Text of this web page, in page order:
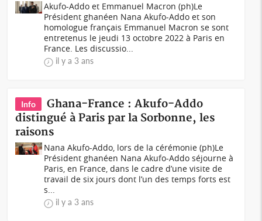
Akufo-Addo et Emmanuel Macron (ph) Le
Président ghanéen Nana Akufo-Addo et son
homologue français Emmanuel Macron se sont
entretenus le jeudi 13 octobre 2022 à Paris en
France. Les discussio...
il y a 3 ans
Info
Ghana-France : Akufo-Addo
distingué à Paris par la Sorbonne, les
raisons
Nana Akufo-Addo, lors de la cérémonie (ph)Le
Président ghanéen Nana Akufo-Addo séjourne à
Paris, en France, dans le cadre d’une visite de
travail de six jours dont l’un des temps forts est
s...
il y a 3 ans